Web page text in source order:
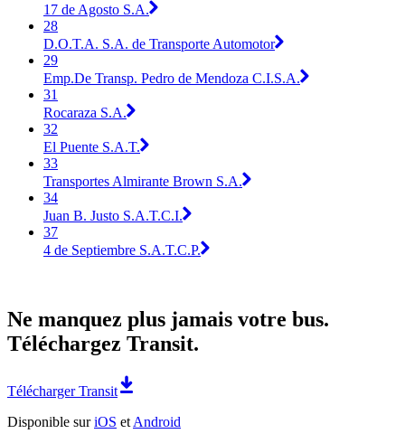
17 de Agosto S.A.
28
D.O.T.A. S.A. de Transporte Automotor
29
Emp.De Transp. Pedro de Mendoza C.I.S.A.
31
Rocaraza S.A.
32
El Puente S.A.T.
33
Transportes Almirante Brown S.A.
34
Juan B. Justo S.A.T.C.I.
37
4 de Septiembre S.A.T.C.P.
Ne manquez plus jamais votre bus.
Téléchargez Transit.
Télécharger Transit
Disponible suriOS et Android